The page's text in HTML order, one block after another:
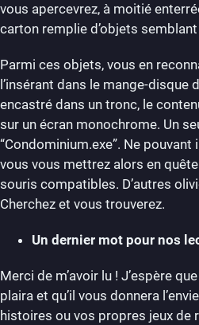
vous apercevrez, à moitié
carton remplie d’objets semblant
Parmi ces objets, vous en
l’insérant dans le mange-disque
encastré dans un tronc, le
sur un écran monochrome. Un
“Condominium.exe”. Ne pouvant
vous vous mettrez alors en quête
souris compatibles. D’autres
Cherchez et vous trouverez.
Un dernier mot pour nos
Merci de m’avoir lu ! J’espère que
plaira et qu’il vous donnera
histoires ou vos propres jeux de